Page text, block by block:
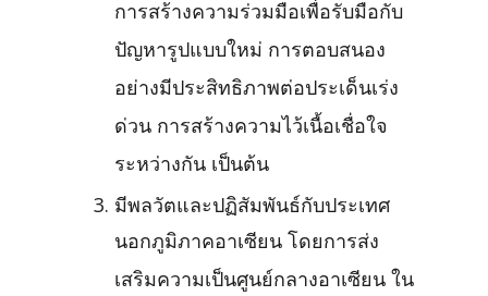
การสร้างความร่วมมือเพื่อรับมือกับ
ปัญหารูปแบบใหม่ การตอบสนอง
อย่างมีประสิทธิภาพต่อประเด็นเร่ง
ด่วน การสร้างความไว้เนื้อเชื่อใจ
ระหว่างกัน เป็นต้น
มีพลวัตและปฏิสัมพันธ์กับประเทศ
นอกภูมิภาคอาเซียน โดยการส่ง
เสริมความเป็นศูนย์กลางอาเซียน ใน